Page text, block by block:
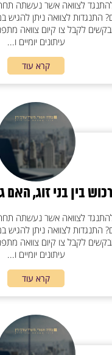
להתנגד לצוואה אשר נעשתה
התנגדות לצוואה ניתן להגיש
לקבל צו קיום צוואה
עיתונים יומיים ו...
קרא עוד
בין בני זוג,
להתנגד לצוואה אשר נעשתה
התנגדות לצוואה ניתן להגיש
לקבל צו קיום צוואה
עיתונים יומיים ו...
קרא עוד